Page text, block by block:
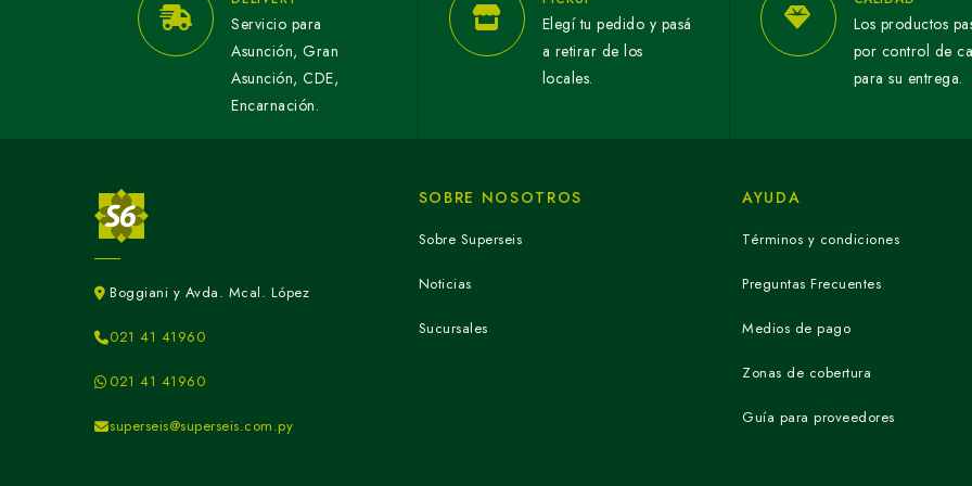
Servicio para
Asunción, Gran
Asunción, CDE,
Encarnación.
Elegí tu pedido y pasá
a retirar de los
locales.
Los productos
por control de
para su entrega.
Boggiani y Avda. Mcal. López
021 41 41960
021 41 41960
superseis@superseis.com.py
SOBRE NOSOTROS
Sobre Superseis
Noticias
Sucursales
AYUDA
Términos y condiciones
Preguntas Frecuentes
Medios de pago
Zonas de cobertura
Guía para proveedores